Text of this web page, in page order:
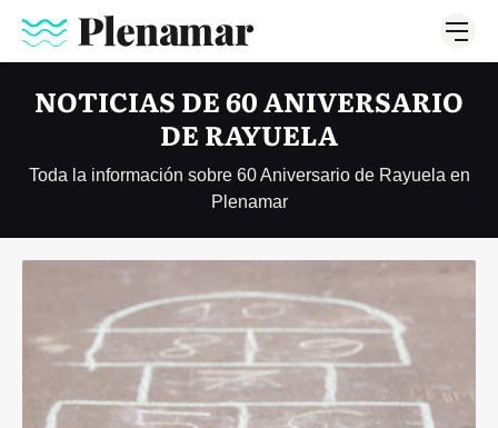
NOTICIAS DE 60 ANIVERSARIO
DE RAYUELA
Toda la información sobre 60 Aniversario de Rayuela en
Plenamar